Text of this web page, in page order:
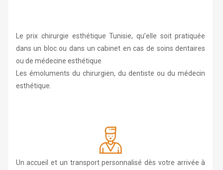
Le prix chirurgie esthétique Tunisie, qu’elle soit pratiquée
dans un bloc ou dans un cabinet en cas de soins dentaires
ou de médecine esthétique
Les émoluments du chirurgien, du dentiste ou du médecin
esthétique.
Un accueil et un transport personnalisé dès votre arrivée à